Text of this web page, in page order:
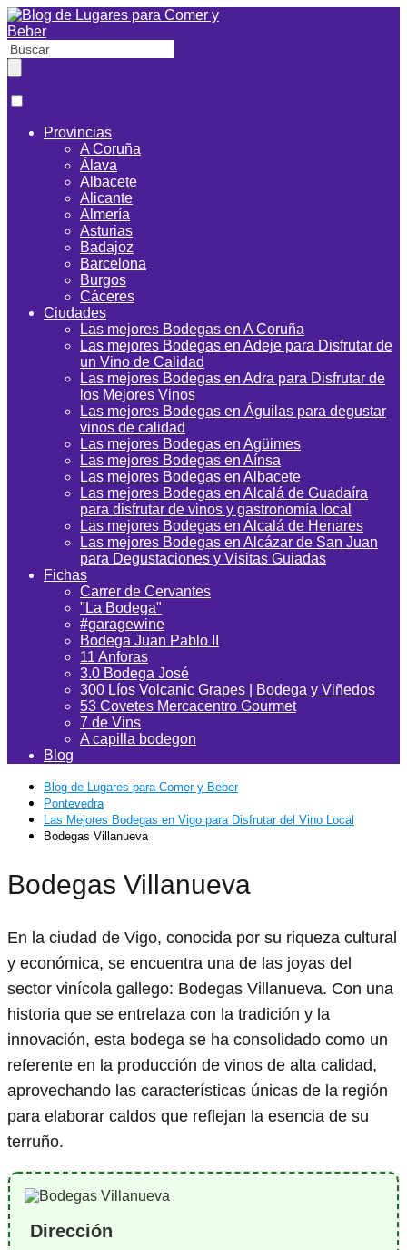
Provincias
A Coruña
Álava
Albacete
Alicante
Almería
Asturias
Badajoz
Barcelona
Burgos
Cáceres
Ciudades
Las mejores Bodegas en A Coruña
Las mejores Bodegas en Adeje para Disfrutar de
un Vino de Calidad
Las mejores Bodegas en Adra para Disfrutar de
los Mejores Vinos
Las mejores Bodegas en Águilas para degustar
vinos de calidad
Las mejores Bodegas en Agüimes
Las mejores Bodegas en Aínsa
Las mejores Bodegas en Albacete
Las mejores Bodegas en Alcalá de Guadaíra
para disfrutar de vinos y gastronomía local
Las mejores Bodegas en Alcalá de Henares
Las mejores Bodegas en Alcázar de San Juan
para Degustaciones y Visitas Guiadas
Fichas
Carrer de Cervantes
"La Bodega"
#garagewine
Bodega Juan Pablo II
11 Anforas
3.0 Bodega José
300 Líos Volcanic Grapes | Bodega y Viñedos
53 Covetes Mercacentro Gourmet
7 de Vins
A capilla bodegon
Blog
Blog de Lugares para Comer y Beber
Pontevedra
Las Mejores Bodegas en Vigo para Disfrutar del Vino Local
Bodegas Villanueva
Bodegas Villanueva
En la ciudad de Vigo, conocida por su riqueza cultural
y económica, se encuentra una de las joyas del
sector vinícola gallego: Bodegas Villanueva. Con una
historia que se entrelaza con la tradición y la
innovación, esta bodega se ha consolidado como un
referente en la producción de vinos de alta calidad,
aprovechando las características únicas de la región
para elaborar caldos que reflejan la esencia de su
terruño.
Dirección